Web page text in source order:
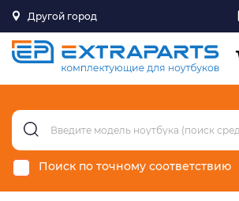
Другой город
Поиск по точному соответствию